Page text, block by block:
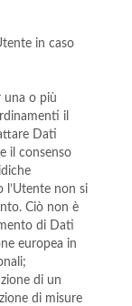
in caso
una o più
il
Dati
il consenso
l’Utente non si
Ciò non è
di Dati
europea in
di un
di misure